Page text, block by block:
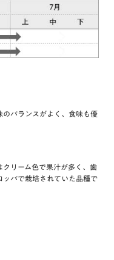
のバランスがよく、食味も優
リーム色で果汁が多く、歯
ッパで栽培されていた品種で